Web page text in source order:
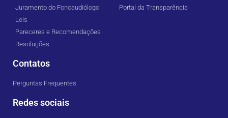
Juramento do Fonoaudiólogo
Leis
Pareceres e Recomendações
Resoluções
Portal da Transparência
Contatos
Perguntas Frequentes
Redes sociais